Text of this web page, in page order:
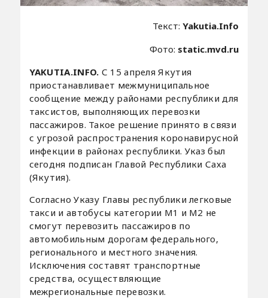
Текст:Yakutia.Info
Фото: static.mvd.ru
YAKUTIA.INFO. С 15 апреля Якутия
приостанавливает межмуниципальное
сообщение между районами республики для
таксистов, выполняющих перевозки
пассажиров. Такое решение принято в связи
с угрозой распространения коронавирусной
инфекции в районах республики. Указ был
сегодня подписан Главой Республики Саха
(Якутия).
Согласно Указу Главы республики легковые
такси и автобусы категории М1 и М2 не
смогут перевозить пассажиров по
автомобильным дорогам федерального,
регионального и местного значения.
Исключения составят транспортные
средства, осуществляющие
межрегиональные перевозки.